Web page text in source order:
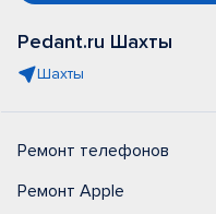
Pedant.ru Шахты
Шахты
Ремонт телефонов
Ремонт Apple